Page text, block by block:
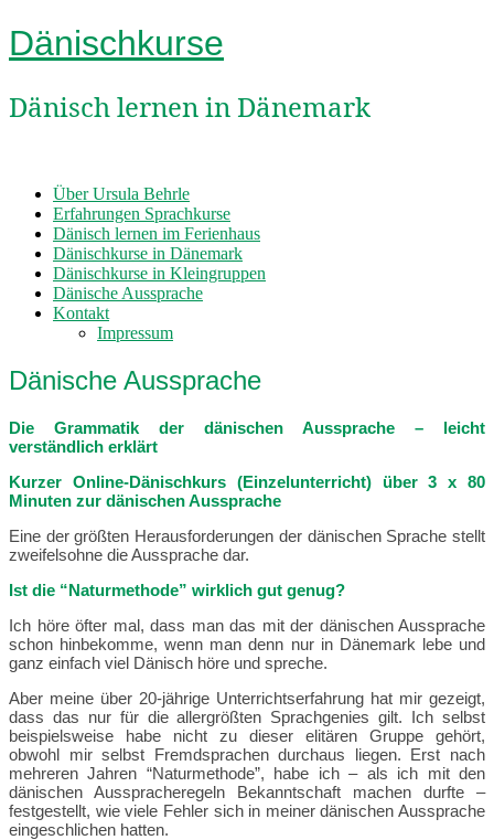
Dänischkurse
Dänisch lernen in Dänemark
Über Ursula Behrle
Erfahrungen Sprachkurse
Dänisch lernen im Ferienhaus
Dänischkurse in Dänemark
Dänischkurse in Kleingruppen
Dänische Aussprache
Kontakt
Impressum
Dänische Aussprache
Die Grammatik der dänischen Aussprache – leicht
verständlich erklärt
Kurzer Online-Dänischkurs (Einzelunterricht) über 3 x 80
Minuten zur dänischen Aussprache
Eine der größten Herausforderungen der dänischen Sprache stellt
zweifelsohne die Aussprache dar.
Ist die “Naturmethode” wirklich gut genug?
Ich höre öfter mal, dass man das mit der dänischen Aussprache
schon hinbekomme, wenn man denn nur in Dänemark lebe und
ganz einfach viel Dänisch höre und spreche.
Aber meine über 20-jährige Unterrichtserfahrung hat mir gezeigt,
dass das nur für die allergrößten Sprachgenies gilt. Ich selbst
beispielsweise habe nicht zu dieser elitären Gruppe gehört,
obwohl mir selbst Fremdsprachen durchaus liegen. Erst nach
mehreren Jahren “Naturmethode”, habe ich – als ich mit den
dänischen Ausspracheregeln Bekanntschaft machen durfte –
festgestellt, wie viele Fehler sich in meiner dänischen Aussprache
eingeschlichen hatten.